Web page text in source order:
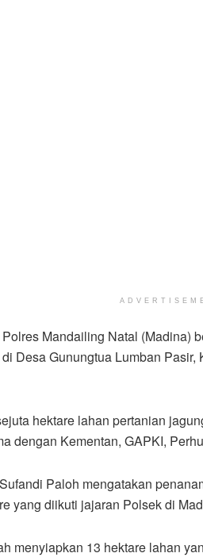
Polres Mandailing Natal (Madina)
Desa Gunungtua Lumban
hektare lahan pertanian
dengan Kementan, GAPKI,
Paloh mengatakan
yang diikuti jajaran Polsek di
menyiapkan 13 hektare lahan